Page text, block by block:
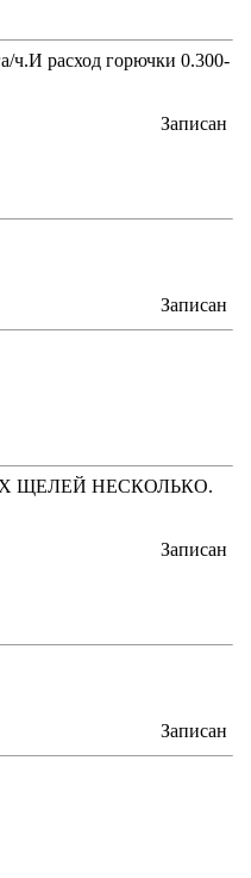
ч.И расход горючки 0.300-
Записан
Записан
ЩЕЛЕЙ НЕСКОЛЬКО.
Записан
Записан